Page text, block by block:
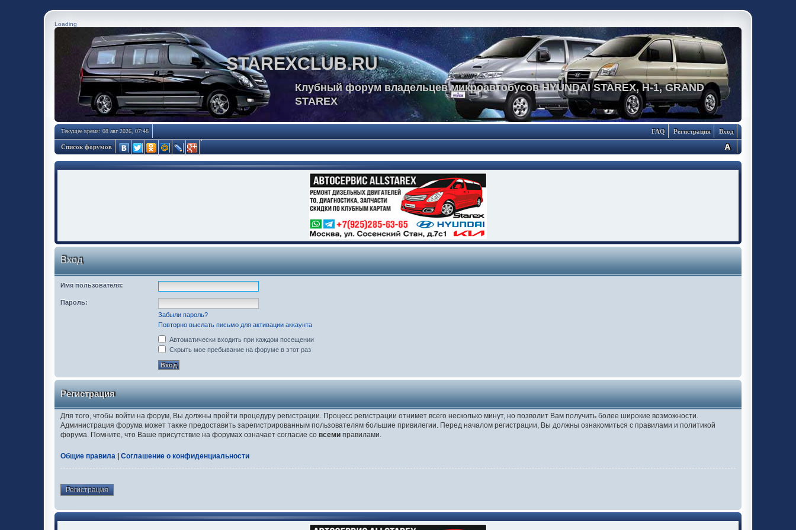
Loading
STAREXCLUB.RU
Клубный форум владельцев микроавтобусов HYUNDAI STAREX, H-1, GRAND
STAREX
Текущее время: 08 авг 2026, 07:48 Вход
Регистрация
FAQ
Список форумов
Вход
Имя пользователя:
Пароль:
Забыли пароль?
Повторно выслать письмо для активации аккаунта
Автоматически входить при каждом посещении
Скрыть мое пребывание на форуме в этот раз
Регистрация
Для того, чтобы войти на форум, Вы должны пройти процедуру регистрации. Процесс регистрации отнимет всего несколько минут, но позволит Вам получить более широкие возможности.
Администрация форума может также предоставить зарегистрированным пользователям большие привилегии. Перед началом регистрации, Вы должны ознакомиться с правилами и политикой
форума. Помните, что Ваше присутствие на форумах означает согласие со всеми правилами.
Общие правила Соглашение о конфиденциальности
Регистрация